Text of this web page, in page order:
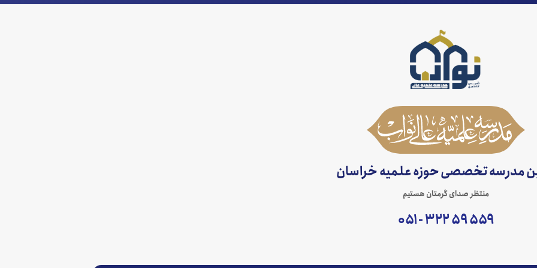
مدرسه تخصصی حوزه علمیه خراسان
منتظر صدای گرمتان هستیم
۵۵۹ ۵۹ ۳۲۲ - ۰۵۱